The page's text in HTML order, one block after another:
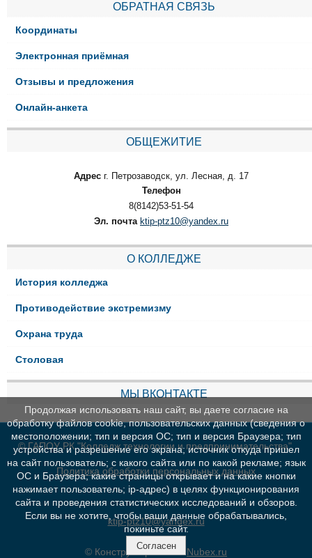
ОБРАТНАЯ СВЯЗЬ
Координаты
Электронная приёмная
Отзывы и предложения
Онлайн-анкета
ОБЩЕЖИТИЕ
Адрес г. Петрозаводск, ул. Лесная, д. 17
Телефон
8(8142)53-51-54
Эл. почта ktip-ptz10@yandex.ru
О КОЛЛЕДЖЕ
История колледжа
Противодействие экстремизму
Охрана труда
Столовая
МЫ ВКОНТАКТЕ
© ГАПОУ РК "Колледж технологии и предпринимательства"
Политика обработки персональных данных
ktip-ptz10@yandex.ru
© Конструктор сайтов Nubex.ru
Продолжая использовать наш сайт, вы даете согласие на
обработку файлов cookie, пользовательских данных (сведения о
местоположении; тип и версия ОС; тип и версия Браузера; тип
устройства и разрешение его экрана; источник откуда пришел
на сайт пользователь; с какого сайта или по какой рекламе; язык
ОС и Браузера; какие страницы открывает и на какие кнопки
нажимает пользователь; ip-адрес) в целях функционирования
сайта и проведения статистических исследований и обзоров.
Если вы не хотите, чтобы ваши данные обрабатывались,
покиньте сайт.
Согласен